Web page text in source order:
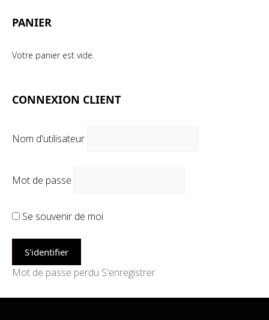
PANIER
Votre panier est vide.
CONNEXION CLIENT
Nom d'utilisateur
Mot de passe
Se souvenir de moi
Mot de passe perdu S'enregistrer